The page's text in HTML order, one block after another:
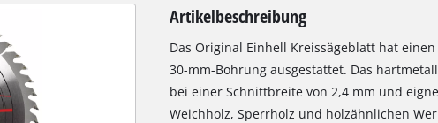
Artikelbeschreibung
Das Original Einhell Kreissägeblatt hat
30-mm-Bohrung ausgestattet. Das
bei einer Schnittbreite von 2,4 mm und
Weichholz, Sperrholz und holzähnlichen